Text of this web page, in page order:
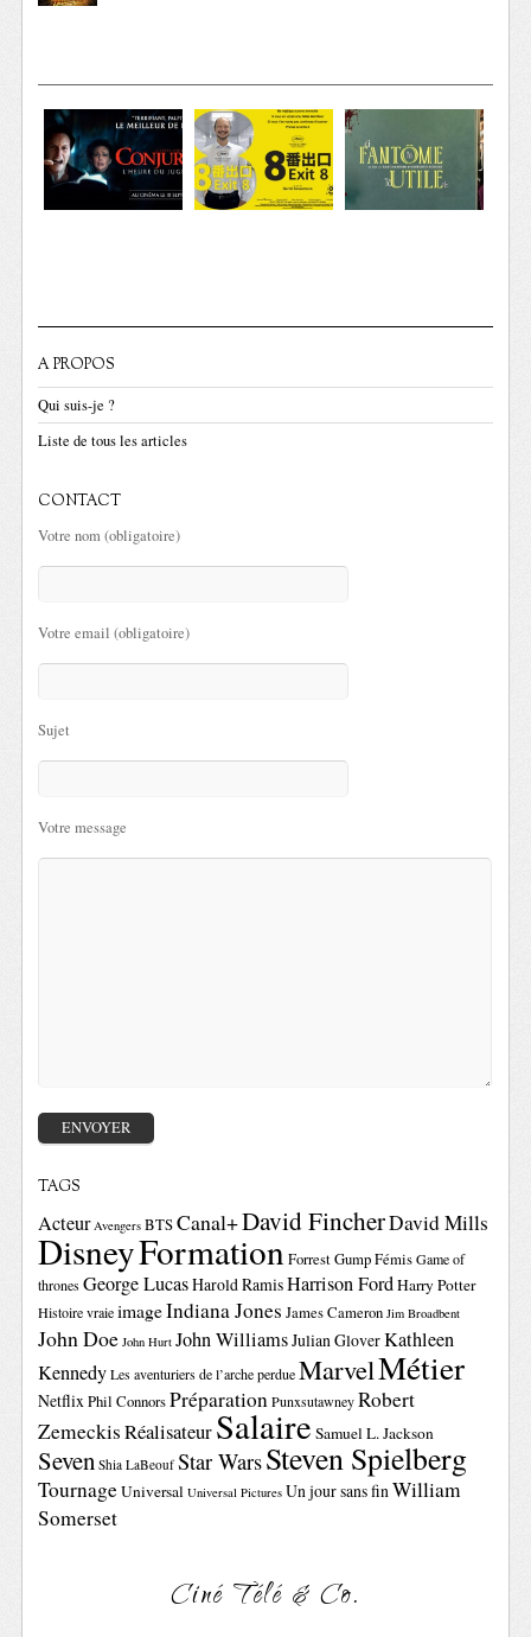
A PROPOS
Qui suis-je ?
Liste de tous les articles
CONTACT
Votre nom (obligatoire)
Votre email (obligatoire)
Sujet
Votre message
TAGS
Acteur Avengers BTSCanal+David FincherDavid Mills
DisneyFormationForrest GumpFémis Game of
thrones George LucasHarold RamisHarrison FordHarry Potter
Histoire vraie imageIndiana Jones James Cameron Jim Broadbent
John Doe John Hurt John WilliamsJulian GloverKathleen
Kennedy Les aventuriers de l’arche perdue MarvelMétier
NetflixPhil ConnorsPréparation Punxsutawney Robert
ZemeckisRéalisateurSalaire Samuel L. Jackson
Seven Shia LaBeouf Star WarsSteven Spielberg
TournageUniversal Universal Pictures Un jour sans finWilliam
Somerset
Ciné Télé & Co.